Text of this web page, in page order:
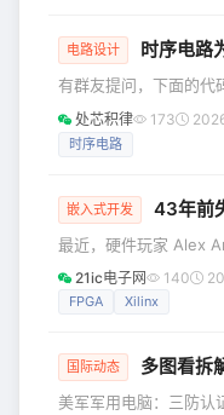
是国产ARM + FPGA
分钟解锁RK3588 +
光时刻！） 创龙科技
开发板新品上市，紫光
电路设计 时序电路为
有群友提问，下面的代
可以综合成DFF，而在
了latch。
a &lt;= 1'b0; else
a &lt;= 1'b1; else a
以看到这段代码有两个特
有异
处芯积律 173
时序电路
嵌入式开发 43年前失败
最近，硬件玩家 Alex
McLeod 用一块 FPGA
1983 年的 Apple Lisa
GUI 的起点，其实 Lisa
21ic电子网 140
FPGA Xilinx
国际动态 多图看拆解美军
美军军用电脑：三防